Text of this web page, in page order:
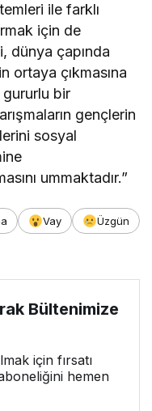
ile farklı
için de
dünya çapında
ortaya çıkmasına
gururlu bir
gençlerin
sosyal
ummaktadır.”
Vay
Üzgün
Bültenimize
için fırsatı
hemen